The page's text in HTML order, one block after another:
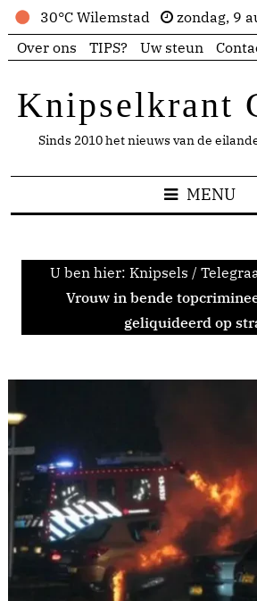
30°C Wilemstad
zondag, 9
Over ons
TIPS? Uw steun
Knipselkrant
Sinds 2010 het nieuws van de
MENU
U ben hier: Knipsels /
Vrouw in bende
geliquideerd op